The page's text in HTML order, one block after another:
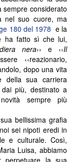
considerato
nel suo cuore, ma
180 del 1978 e la
ha fatto sì che lui,
nera›› e ‹‹Il
‹‹reazionario,
dopo una vita
della sua carriera
dai più, destinato a
sempre più
bellissima grafia
sei nipoti eredi in
e culturale. Così,
Luisa, abbiamo